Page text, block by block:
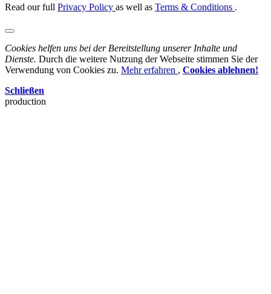
Read our full Privacy Policy as well as Terms & Conditions .
Cookies helfen uns bei der Bereitstellung unserer Inhalte und
Dienste. Durch die weitere Nutzung der Webseite stimmen Sie der
Verwendung von Cookies zu. Mehr erfahren , Cookies ablehnen!
Schließen
production